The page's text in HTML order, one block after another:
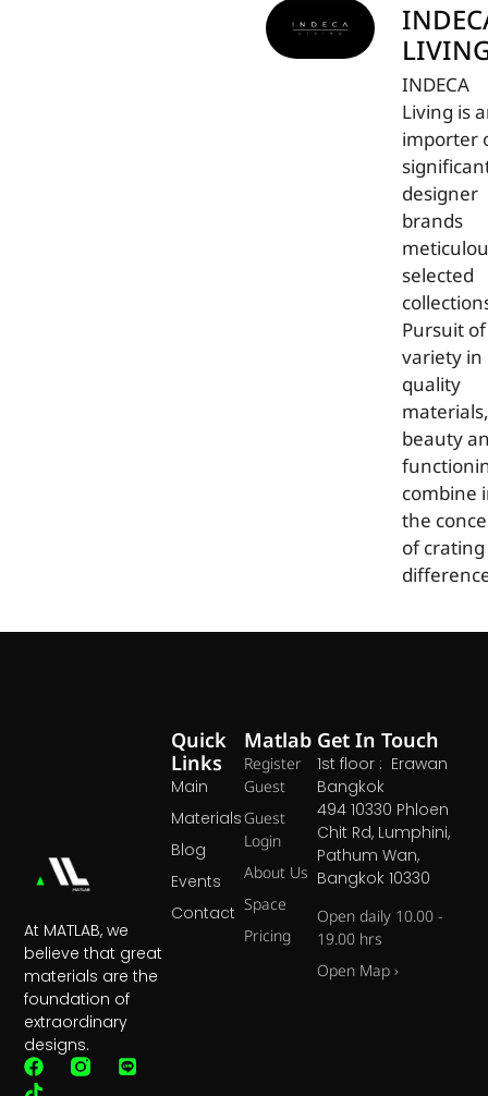
INDECA
Living is
importer
designer
brands
selected
Pursuit of
variety in
quality
materials,
beauty
combine
the
of crating
At MATLAB, we
believe that great
materials are the
foundation of
extraordinary
designs.
Matlab
Register
Guest
Guest
Login
About Us
Space
Pricing
Quick
Links
Main
Materials
Blog
Events
Contact
Get In Touch
1st floor : Erawan
Bangkok
494 10330 Phloen
Chit Rd, Lumphini,
Pathum Wan,
Bangkok 10330
Open daily 10.00 -
19.00 hrs
Open Map ›